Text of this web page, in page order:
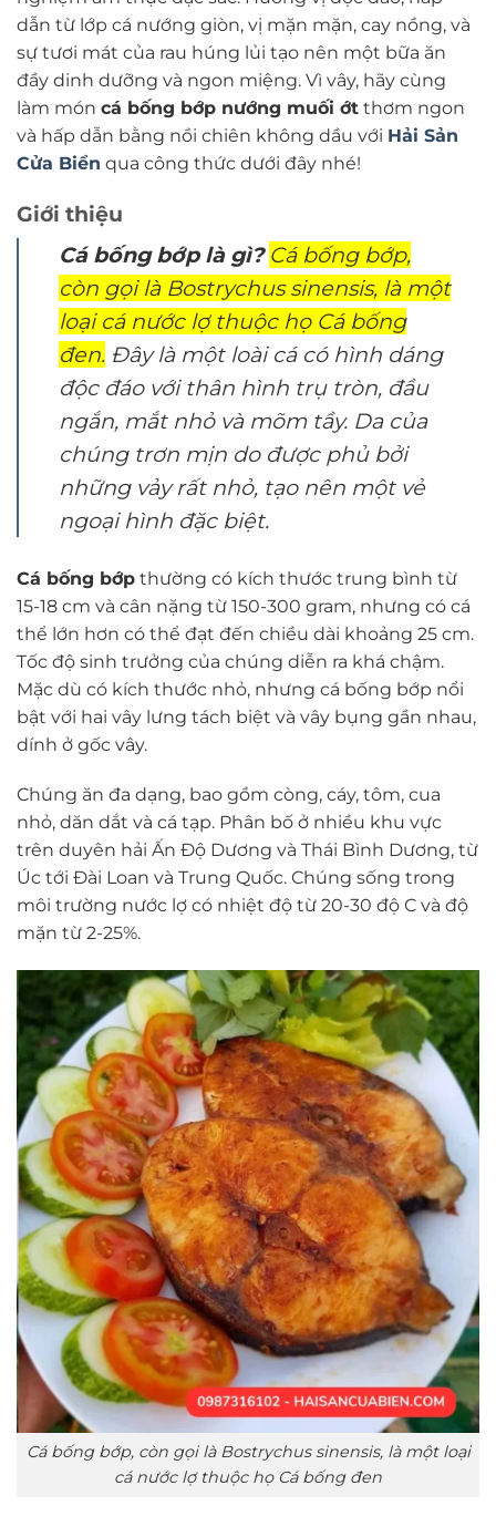
dẫn từ lớp cá nướng giòn, vị mặn mặn, cay nồng, và
sự tươi mát của rau húng lủi tạo nên một bữa ăn
đầy dinh dưỡng và ngon miệng. Vì vây, hãy cùng
làm món cá bống bớp nướng muối ớt thơm ngon
và hấp dẫn bằng nồi chiên không dầu với Hải Sản
Cửa Biển qua công thức dưới đây nhé!
Giới thiệu
Cá bống bớp là gì? Cá bống bớp,
còn gọi là Bostrychus sinensis, là một
loại cá nước lợ thuộc họ Cá bống
đen. Đây là một loài cá có hình dáng
độc đáo với thân hình trụ tròn, đầu
ngắn, mắt nhỏ và mõm tầy. Da của
chúng trơn mịn do được phủ bởi
những vảy rất nhỏ, tạo nên một vẻ
ngoại hình đặc biệt.
Cá bống bớp thường có kích thước trung bình từ
15-18 cm và cân nặng từ 150-300 gram, nhưng có cá
thể lớn hơn có thể đạt đến chiều dài khoảng 25 cm.
Tốc độ sinh trưởng của chúng diễn ra khá chậm.
Mặc dù có kích thước nhỏ, nhưng cá bống bớp nổi
bật với hai vây lưng tách biệt và vây bụng gần nhau,
dính ở gốc vây.
Chúng ăn đa dạng, bao gồm còng, cáy, tôm, cua
nhỏ, dăn dắt và cá tạp. Phân bố ở nhiều khu vực
trên duyên hải Ấn Độ Dương và Thái Bình Dương, từ
Úc tới Đài Loan và Trung Quốc. Chúng sống trong
môi trường nước lợ có nhiệt độ từ 20-30 độ C và độ
mặn từ 2-25%.
Cá bống bớp, còn gọi là Bostrychus sinensis, là một loại
cá nước lợ thuộc họ Cá bống đen